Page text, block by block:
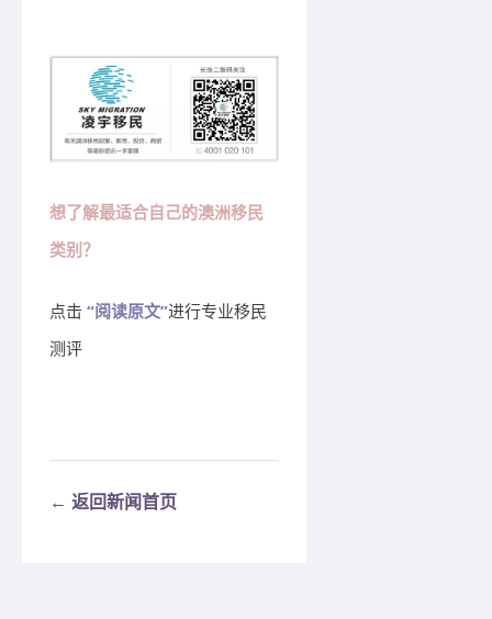
想了解最适合自己的澳洲移民
类别？
点击 “阅读原文”进行专业移民
测评
← 返回新闻首页